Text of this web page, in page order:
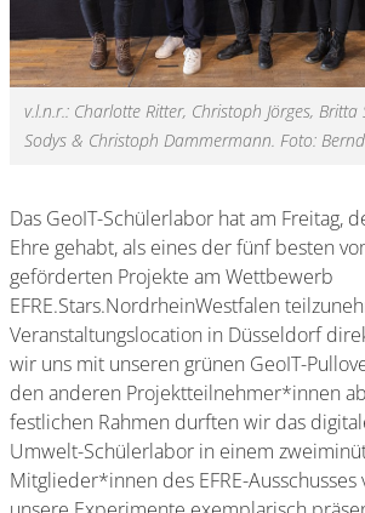
v.l.n.r.: Charlotte Ritter, Christoph Jörges,
Sodys & Christoph Dammermann. Foto:
Das GeoIT-Schülerlabor hat am Freitag,
Ehre gehabt, als eines der fünf besten
geförderten Projekte am Wettbewerb
EFRE.Stars.NordrheinWestfalen
Veranstaltungslocation in Düsseldorf
wir uns mit unseren grünen GeoIT-
den anderen Projektteilnehmer*innen
festlichen Rahmen durften wir das
Umwelt-Schülerlabor in einem
Mitglieder*innen des EFRE-